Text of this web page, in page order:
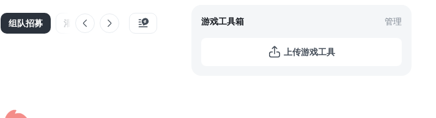
组队招募 灌水区 游戏工具箱 管理
上传游戏工具